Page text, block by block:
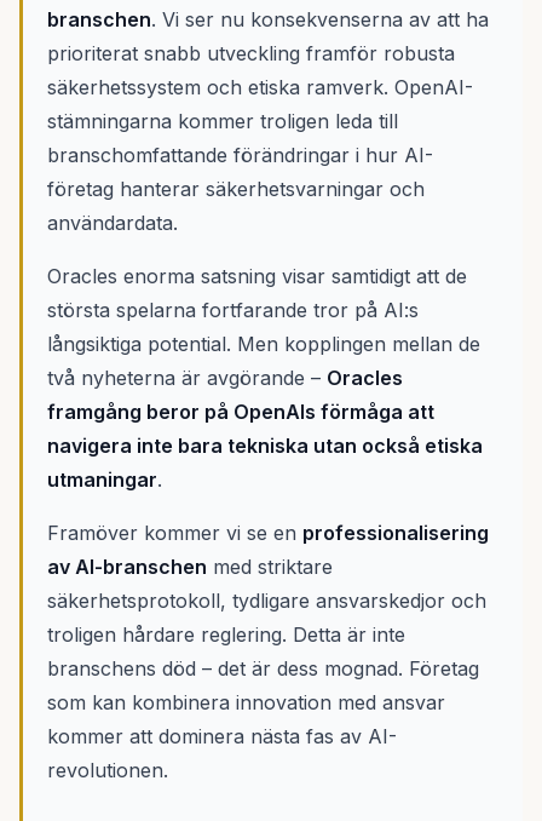
branschen. Vi ser nu konsekvenserna av att ha
prioriterat snabb utveckling framför robusta
säkerhetssystem och etiska ramverk. OpenAI-
stämningarna kommer troligen leda till
branschomfattande förändringar i hur AI-
företag hanterar säkerhetsvarningar och
användardata.
Oracles enorma satsning visar samtidigt att de
största spelarna fortfarande tror på AI:s
långsiktiga potential. Men kopplingen mellan de
två nyheterna är avgörande – Oracles
framgång beror på OpenAIs förmåga att
navigera inte bara tekniska utan också etiska
utmaningar.
Framöver kommer vi se en professionalisering
av AI-branschen med striktare
säkerhetsprotokoll, tydligare ansvarskedjor och
troligen hårdare reglering. Detta är inte
branschens död – det är dess mognad. Företag
som kan kombinera innovation med ansvar
kommer att dominera nästa fas av AI-
revolutionen.